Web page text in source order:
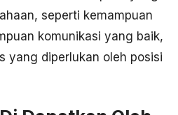
seperti kemampuan
komunikasi yang baik,
yang diperlukan oleh posisi